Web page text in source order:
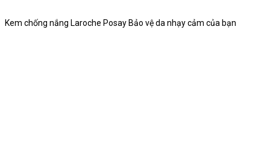
Kem chống nắng Laroche Posay Bảo vệ da nhạy cảm của bạn